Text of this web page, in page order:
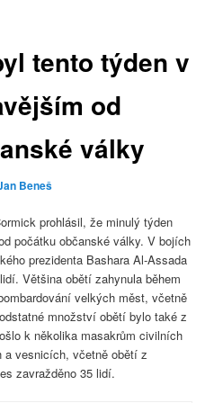
tento týden v
od
války
Beneš
prohlásil, že minulý týden
počátku občanské války. V bojích
prezidenta Bashara Al-Assada
Většina obětí zahynula během
velkých měst, včetně
množství obětí bylo také z
k několika masakrům civilních
vesnicích, včetně obětí z
zavražděno 35 lidí.